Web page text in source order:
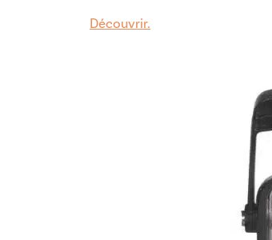
Découvrir.